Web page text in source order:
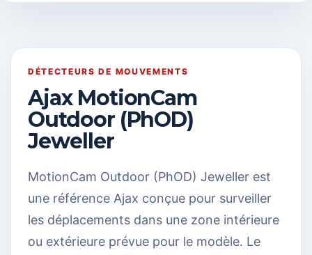
DÉTECTEURS DE MOUVEMENTS
Ajax MotionCam
Outdoor (PhOD)
Jeweller
MotionCam Outdoor (PhOD) Jeweller est
une référence Ajax conçue pour surveiller
les déplacements dans une zone intérieure
ou extérieure prévue pour le modèle. Le